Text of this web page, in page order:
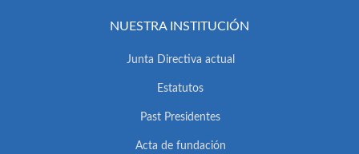
NUESTRA INSTITUCIÓN
Junta Directiva actual
Estatutos
Past Presidentes
Acta de fundación